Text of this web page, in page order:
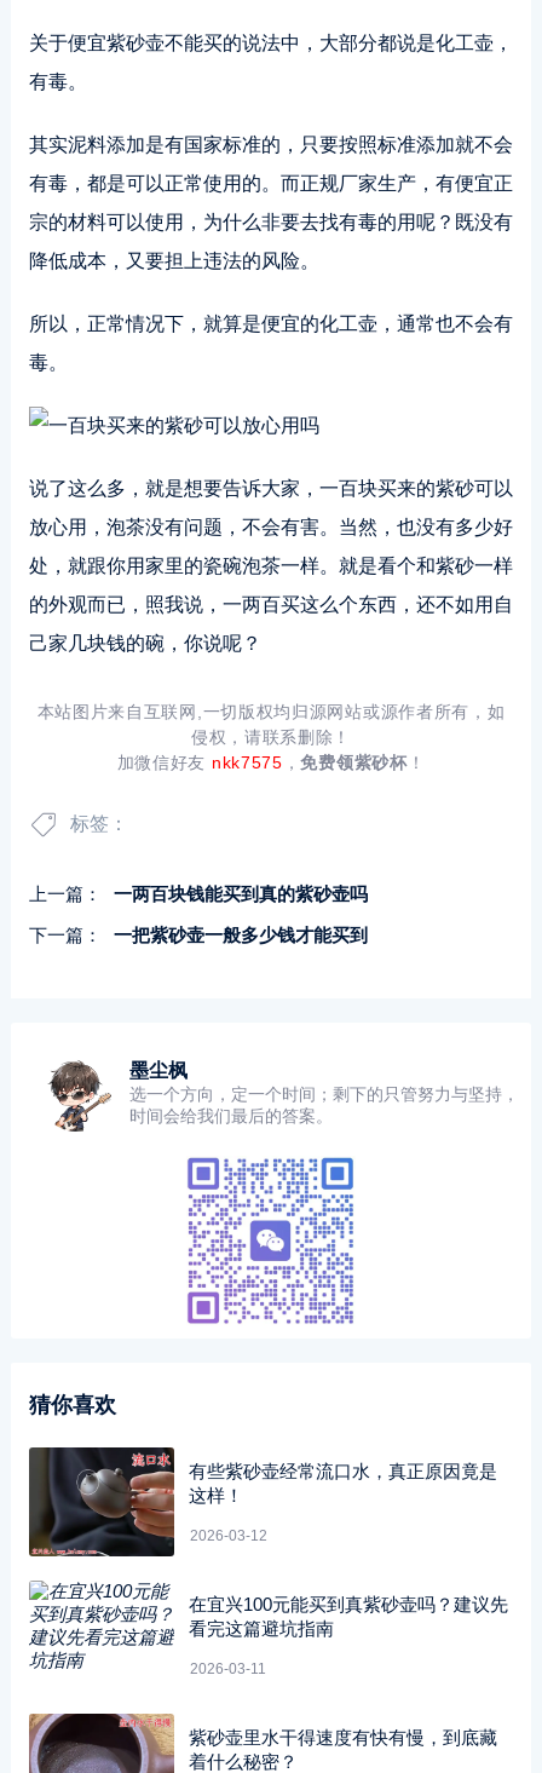
关于便宜紫砂壶不能买的说法中，大部分都说是化工壶，
有毒。
其实泥料添加是有国家标准的，只要按照标准添加就不会
有毒，都是可以正常使用的。而正规厂家生产，有便宜正
宗的材料可以使用，为什么非要去找有毒的用呢？既没有
降低成本，又要担上违法的风险。
所以，正常情况下，就算是便宜的化工壶，通常也不会有
毒。
说了这么多，就是想要告诉大家，一百块买来的紫砂可以
放心用，泡茶没有问题，不会有害。当然，也没有多少好
处，就跟你用家里的瓷碗泡茶一样。就是看个和紫砂一样
的外观而已，照我说，一两百买这么个东西，还不如用自
己家几块钱的碗，你说呢？
本站图片来自互联网,一切版权均归源网站或源作者所有，如
侵权，请联系删除！
加微信好友 nkk7575 ，免费领紫砂杯！
标签：
上一篇：
一两百块钱能买到真的紫砂壶吗
下一篇：
一把紫砂壶一般多少钱才能买到
墨尘枫
选一个方向，定一个时间；剩下的只管努力与坚持，
时间会给我们最后的答案。
猜你喜欢
有些紫砂壶经常流口水，真正原因竟是
这样！
2026-03-12
在宜兴100元能买到真紫砂壶吗？建议先
看完这篇避坑指南
2026-03-11
紫砂壶里水干得速度有快有慢，到底藏
着什么秘密？